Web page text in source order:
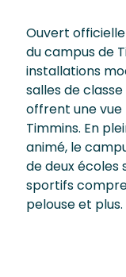
Ouvert
du campus de
installations
salles de
offrent une vue
Timmins. En
animé, le
de deux écoles
sportifs
pelouse et plus.